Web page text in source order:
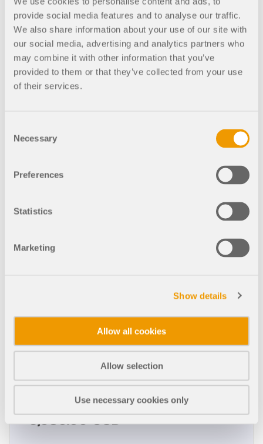
provide social media features and to analyse our traffic.
We also share information about your use of our site with
our social media, advertising and analytics partners who
may combine it with other information that you’ve
provided to them or that they’ve collected from your use
of their services.
Selection
Necessary
Preferences
Statistics
Marketing
Show details
Allow all cookies
Allow selection
Use necessary cookies only
前往网上商店
计算价格
购买类型
+110.00 USD
3,080.00 USD